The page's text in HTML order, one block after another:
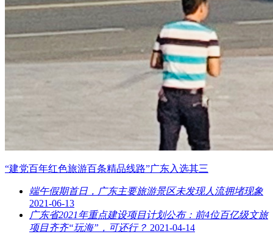
“建党百年红色旅游百条精品线路”广东入选其三
端午假期首日，广东主要旅游景区未发现人流拥堵现象
2021-06-13
广东省2021年重点建设项目计划公布：前4位百亿级文旅
项目齐齐“玩海”，可还行？ 2021-04-14